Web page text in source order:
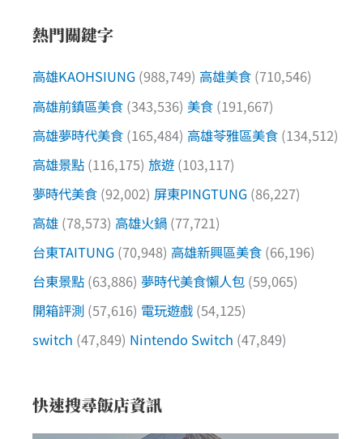
熱門關鍵字
高雄KAOHSIUNG (988,749) 高雄美食 (710,546)
高雄前鎮區美食 (343,536) 美食 (191,667)
高雄夢時代美食 (165,484) 高雄苓雅區美食 (134,512)
高雄景點 (116,175) 旅遊 (103,117)
夢時代美食 (92,002) 屏東PINGTUNG (86,227)
高雄 (78,573) 高雄火鍋 (77,721)
台東TAITUNG (70,948) 高雄新興區美食 (66,196)
台東景點 (63,886) 夢時代美食懶人包 (59,065)
開箱評測 (57,616) 電玩遊戲 (54,125)
switch (47,849) Nintendo Switch (47,849)
快速搜尋飯店資訊